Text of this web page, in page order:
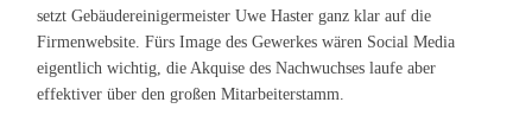
setzt Gebäudereinigermeister Uwe Haster ganz klar auf die
Firmenwebsite. Fürs Image des Gewerkes wären Social Media
eigentlich wichtig, die Akquise des Nachwuchses laufe aber
effektiver über den großen Mitarbeiterstamm.